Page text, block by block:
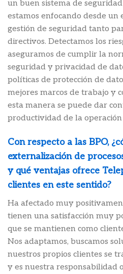
un buen sistema de
estamos enfocando desde un
gestión de seguridad tanto
directivos. Detectamos los
aseguramos de cumplir la
seguridad y privacidad de
políticas de protección de
mejores marcos de trabajo y
esta manera se puede dar
productividad de la operación
Con respecto a las BPO,
externalización de
y qué ventajas ofrece
clientes en este sentido?
Ha afectado muy
tienen una satisfacción muy
que se mantienen como
Nos adaptamos, buscamos
nuestros propios clientes se
y es nuestra responsabilidad